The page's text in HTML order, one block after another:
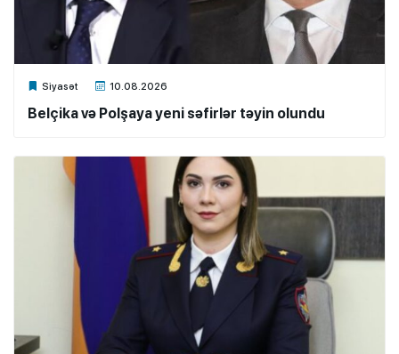
Siyasət 10.08.2026
Xalq.Online
Belçika və Polşaya yeni səfirlər təyin olundu